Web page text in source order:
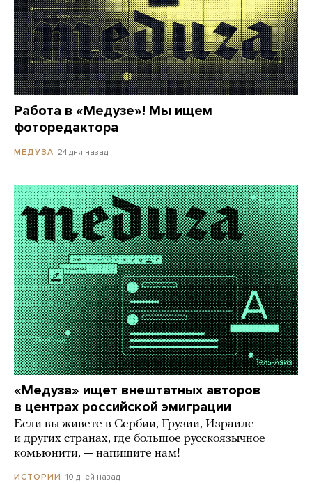
Работа в «Медузе»! Мы ищем
фоторедактора
МЕДУЗА 24 дня назад
«Медуза» ищет внештатных авторов
в центрах российской эмиграции
Если вы живете в Сербии, Грузии, Израиле
и других странах, где большое русскоязычное
комьюнити, — напишите нам!
ИСТОРИИ 10 дней назад